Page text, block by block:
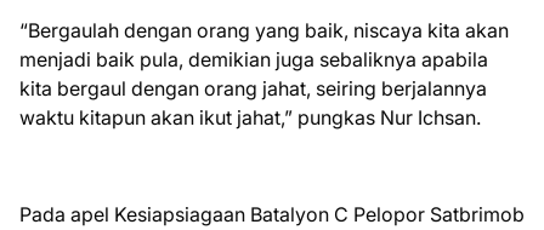
“Bergaulah dengan orang yang baik, niscaya kita akan
menjadi baik pula, demikian juga sebaliknya apabila
kita bergaul dengan orang jahat, seiring berjalannya
waktu kitapun akan ikut jahat,” pungkas Nur Ichsan.
Pada apel Kesiapsiagaan Batalyon C Pelopor Satbrimob